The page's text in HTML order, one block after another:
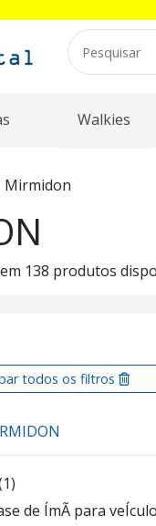
Walkies
Mirmidon
138 produtos
todos os filtros
de ÍmÃ para